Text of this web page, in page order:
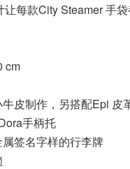
每款City Steamer 手
cm
皮制作，另搭配Epi 皮
手柄托
签名字样的行李牌